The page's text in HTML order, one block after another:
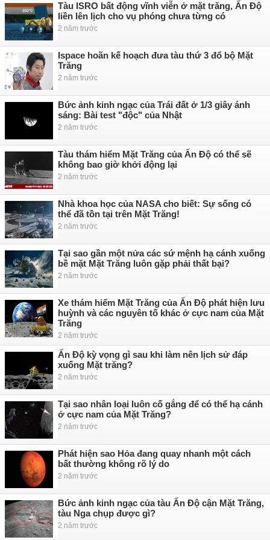
Tàu ISRO bất động vĩnh viễn ở mặt trăng, Ấn Độ
liền lên lịch cho vụ phóng chưa từng có
2 năm trước
Ispace hoãn kế hoạch đưa tàu thứ 3 đổ bộ Mặt
Trăng
2 năm trước
Bức ảnh kinh ngạc của Trái đất ở 1/3 giây ánh
sáng: Bài test "độc" của Nhật
2 năm trước
Tàu thám hiểm Mặt Trăng của Ấn Độ có thể sẽ
không bao giờ khởi động lại
2 năm trước
Nhà khoa học của NASA cho biết: Sự sống có
thể đã tồn tại trên Mặt Trăng!
2 năm trước
Tại sao gần một nửa các sứ mệnh hạ cánh xuống
bề mặt Mặt Trăng luôn gặp phải thất bại?
2 năm trước
Xe thám hiểm Mặt Trăng của Ấn Độ phát hiện lưu
huỳnh và các nguyên tố khác ở cực nam của Mặt
Trăng
2 năm trước
Ấn Độ kỳ vọng gì sau khi làm nên lịch sử đáp
xuống Mặt trăng?
2 năm trước
Tại sao nhân loại luôn cố gắng để có thể hạ cánh
ở cực nam của Mặt Trăng?
2 năm trước
Phát hiện sao Hỏa đang quay nhanh một cách
bất thường không rõ lý do
2 năm trước
Bức ảnh kinh ngạc của tàu Ấn Độ cận Mặt Trăng,
tàu Nga chụp được gì?
2 năm trước